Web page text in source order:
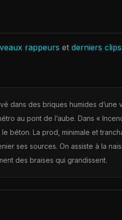
rappeurs et derniers
dans des briques humides
au pont de l’aube. Dans «
béton. La prod, minimale et
ses sources. On assiste à la
des braises qui grandissent.